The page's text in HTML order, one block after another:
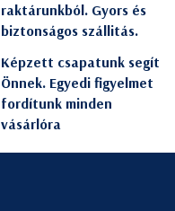
raktárunkból. Gyors és
biztonságos szállitás.
Képzett csapatunk segít
Önnek. Egyedi figyelmet
fordítunk minden
vásárlóra